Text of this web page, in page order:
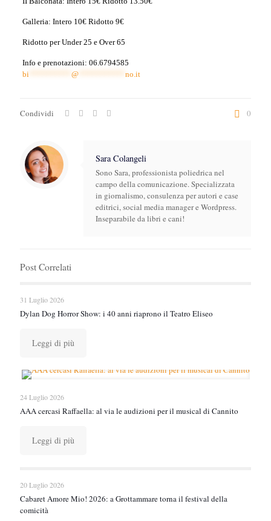
Galleria: Intero 10€ Ridotto 9€
Ridotto per Under 25 e Over 65
Info e prenotazioni: 06.6794585
bi********** @*********** no.it
Condividi 0
Sara Colangeli
Sono Sara, professionista poliedrica nel
campo della comunicazione. Specializzata
in giornalismo, consulenza per autori e case
editrici, social media manager e Wordpress.
Inseparabile da libri e cani!
Post Correlati
31 Luglio 2026
Dylan Dog Horror Show: i 40 anni riaprono il Teatro Eliseo
Leggi di più
24 Luglio 2026
AAA cercasi Raffaella: al via le audizioni per il musical di Cannito
Leggi di più
20 Luglio 2026
Cabaret Amore Mio! 2026: a Grottammare torna il festival della
comicità